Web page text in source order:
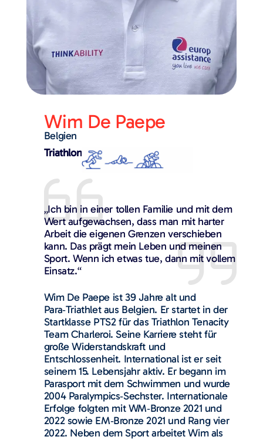
Wim De Paepe
Belgien
Triathlon
„Ich bin in einer tollen Familie und mit dem
Wert aufgewachsen, dass man mit harter
Arbeit die eigenen Grenzen verschieben
kann. Das prägt mein Leben und meinen
Sport. Wenn ich etwas tue, dann mit vollem
Einsatz.“
Wim De Paepe ist 39 Jahre alt und
Para‑Triathlet aus Belgien. Er startet in der
Startklasse PTS2 für das Triathlon Tenacity
Team Charleroi. Seine Karriere steht für
große Widerstandskraft und
Entschlossenheit. International ist er seit
seinem 15. Lebensjahr aktiv. Er begann im
Parasport mit dem Schwimmen und wurde
2004 Paralympics‑Sechster. Internationale
Erfolge folgten mit WM‑Bronze 2021 und
2022 sowie EM‑Bronze 2021 und Rang vier
2022. Neben dem Sport arbeitet Wim als